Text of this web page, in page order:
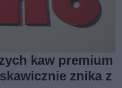
kaw premium
znika z